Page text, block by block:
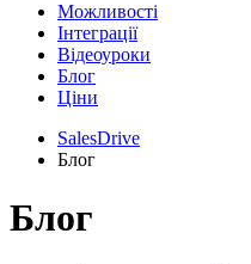
Можливості
Інтеграції
Відеоуроки
Блог
Ціни
SalesDrive
Блог
Блог